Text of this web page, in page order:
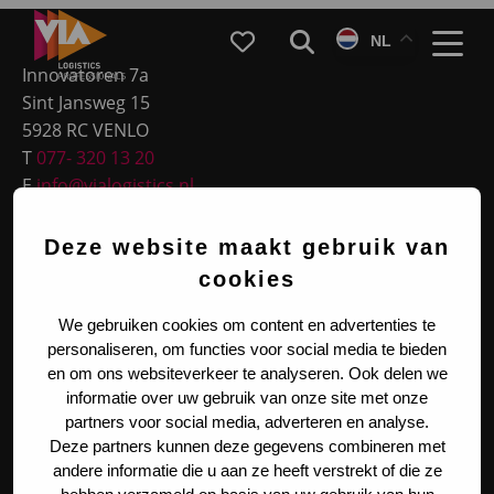
Deze website maakt gebruik van
cookies
We gebruiken cookies om content en advertenties te
personaliseren, om functies voor social media te bieden
en om ons websiteverkeer te analyseren. Ook delen we
informatie over uw gebruik van onze site met onze
partners voor social media, adverteren en analyse.
Deze partners kunnen deze gegevens combineren met
andere informatie die u aan ze heeft verstrekt of die ze
VIA
Logistics
FavorietenZoekenNL
Site
footer
Innovatoren 7a
Sint Jansweg 15
5928 RC VENLO
T 077- 320 13 20
Einfo@vialogistics.nl
BTW NL820054719B01
Meest gekozen
Functieprofielen
Legal & Social